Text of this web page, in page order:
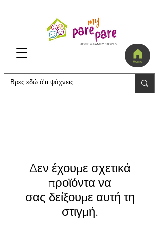
Home
Δεν έχουμε σχετικά
προϊόντα να
σας δείξουμε αυτή τη
στιγμή.